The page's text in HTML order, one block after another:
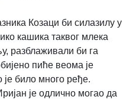
Козаци би силазилу у
кашика таквог млека
разблаживали би га
пиће веома је
било много ређе.
је одлично могао да